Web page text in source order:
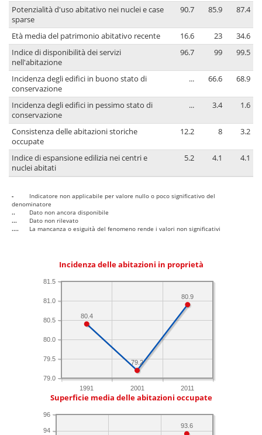
Potenzialità d'uso abitativo nei nuclei e case
sparse
90.7 85.9 87.4
Età media del patrimonio abitativo recente 16.6 23
34.6
Indice di disponibilità dei servizi
nell'abitazione
96.7 99 99.5
Incidenza degli edifici in buono stato di
conservazione
... 66.6 68.9
Incidenza degli edifici in pessimo stato di
conservazione
... 3.4 1.6
Consistenza delle abitazioni storiche
occupate
12.2 8 3.2
Indice di espansione edilizia nei centri e
nuclei abitati
5.2 4.1 4.1
-
Indicatore non applicabile per valore nullo o poco significativo del
denominatore
..
Dato non ancora disponibile
...
Dato non rilevato
....
La mancanza o esiguità del fenomeno rende i valori non significativi
Incidenza delle abitazioni in proprietà
1991 2001 2011
79.0
79.5
80.0
80.5
81.0
81.5
80.9
79.2
80.4
Superficie media delle abitazioni occupate
94
96
93.6